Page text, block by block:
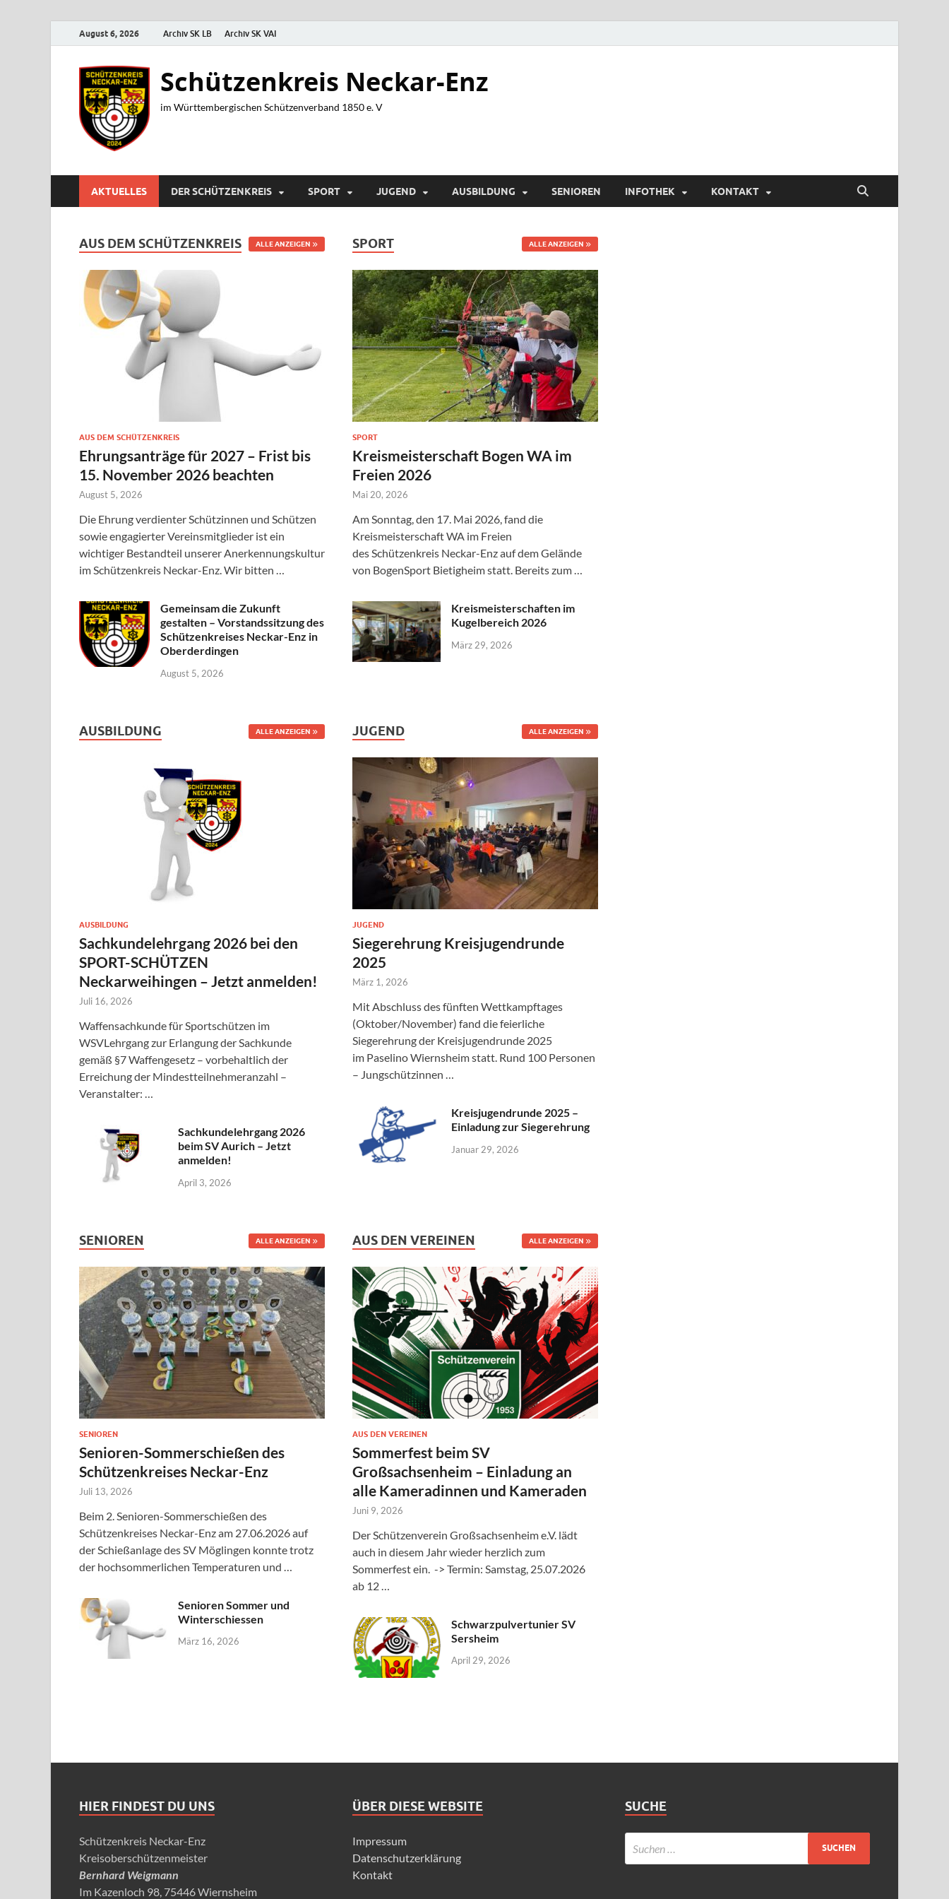
August 6, 2026 Archiv SK LB Archiv SK VAI
Schützenkreis Neckar-Enz
im Württembergischen Schützenverband 1850 e. V
AKTUELLES DER SCHÜTZENKREIS SPORT JUGEND AUSBILDUNG SENIOREN INFOTHEK KONTAKT
AUS DEM SCHÜTZENKREIS ALLE ANZEIGEN
AUS DEM SCHÜTZENKREIS
Ehrungsanträge für 2027 – Frist bis
15. November 2026 beachten
August 5, 2026
Die Ehrung verdienter Schützinnen und Schützen
sowie engagierter Vereinsmitglieder ist ein
wichtiger Bestandteil unserer Anerkennungskultur
im Schützenkreis Neckar-Enz. Wir bitten …
Gemeinsam die Zukunft
gestalten – Vorstandssitzung des
Schützenkreises Neckar-Enz in
Oberderdingen
August 5, 2026
SPORT ALLE ANZEIGEN
SPORT
Kreismeisterschaft Bogen WA im
Freien 2026
Mai 20, 2026
Am Sonntag, den 17. Mai 2026, fand die
Kreismeisterschaft WA im Freien
des Schützenkreis Neckar-Enz auf dem Gelände
von BogenSport Bietigheim statt. Bereits zum …
Kreismeisterschaften im
Kugelbereich 2026
März 29, 2026
AUSBILDUNG ALLE ANZEIGEN
AUSBILDUNG
Sachkundelehrgang 2026 bei den
SPORT-SCHÜTZEN
Neckarweihingen – Jetzt anmelden!
Juli 16, 2026
Waffensachkunde für Sportschützen im
WSVLehrgang zur Erlangung der Sachkunde
gemäß §7 Waffengesetz – vorbehaltlich der
Erreichung der Mindestteilnehmeranzahl –
Veranstalter: …
Sachkundelehrgang 2026
beim SV Aurich – Jetzt
anmelden!
April 3, 2026
JUGEND ALLE ANZEIGEN
JUGEND
Siegerehrung Kreisjugendrunde
2025
März 1, 2026
Mit Abschluss des fünften Wettkampftages
(Oktober/November) fand die feierliche
Siegerehrung der Kreisjugendrunde 2025
im Paselino Wiernsheim statt. Rund 100 Personen
– Jungschützinnen …
Kreisjugendrunde 2025 –
Einladung zur Siegerehrung
Januar 29, 2026
SENIOREN ALLE ANZEIGEN
SENIOREN
Senioren-Sommerschießen des
Schützenkreises Neckar-Enz
Juli 13, 2026
Beim 2. Senioren-Sommerschießen des
Schützenkreises Neckar-Enz am 27.06.2026 auf
der Schießanlage des SV Möglingen konnte trotz
der hochsommerlichen Temperaturen und …
Senioren Sommer und
Winterschiessen
März 16, 2026
AUS DEN VEREINEN ALLE ANZEIGEN
AUS DEN VEREINEN
Sommerfest beim SV
Großsachsenheim – Einladung an
alle Kameradinnen und Kameraden
Juni 9, 2026
Der Schützenverein Großsachsenheim e.V. lädt
auch in diesem Jahr wieder herzlich zum
Sommerfest ein. -> Termin: Samstag, 25.07.2026
ab 12 …
Schwarzpulvertunier SV
Sersheim
April 29, 2026
HIER FINDEST DU UNS
Schützenkreis Neckar-Enz
Kreisoberschützenmeister
Bernhard Weigmann
Im Kazenloch 98, 75446 Wiernsheim
ÜBER DIESE WEBSITE
Impressum
Datenschutzerklärung
Kontakt
SUCHE